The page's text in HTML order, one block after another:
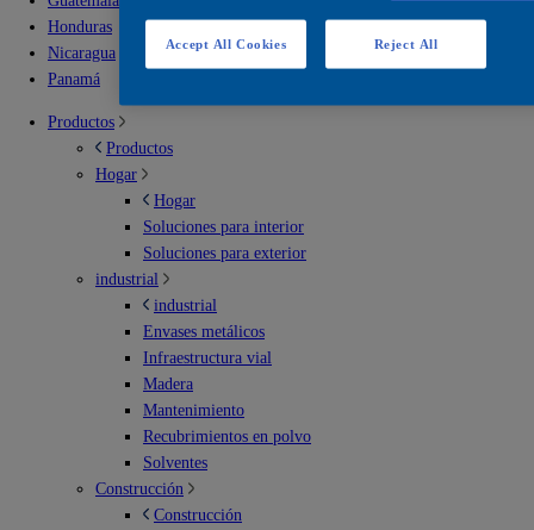
Honduras
Nicaragua
Panamá
Productos
Productos
Hogar
Hogar
Soluciones para interior
Soluciones para exterior
industrial
industrial
Envases metálicos
Infraestructura vial
Madera
Mantenimiento
Recubrimientos en polvo
Solventes
Construcción
Construcción
Reject All
Accept All Cookies